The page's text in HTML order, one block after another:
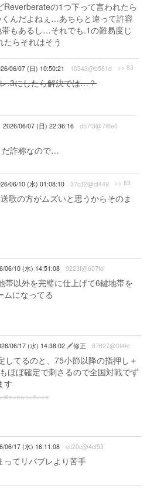
Reverberateの1つ下って言われたら
んだよねぇ…あちらと違って許容
もあるし…それでも.1の難易度じ
たらそれはそう
06/07 (日) 10:50:21 10343@b581d >> 83
.3にしたら解決では…？
2026/06/07 (日) 22:36:16 d57f3@7f6e0
だ詐称なので…
06/10 (水) 01:08:10 37c32@cf449 >> 83
歌の方がムズいと思うからそのま
06/10 (水) 14:51:08 9223f@607fd
帯以外を完璧に仕上げて6鍵地帯を
ムになってる
06/17 (水) 14:38:02 修正 87627@0f4fc
してるのと、75小節以降の指押し＋
ほぼ確定で刺さるので全国対戦でず
す
繋ぎに使おうと思います
06/17 (水) 16:11:08 ec20c@4cf53
ってリバブレより苦手